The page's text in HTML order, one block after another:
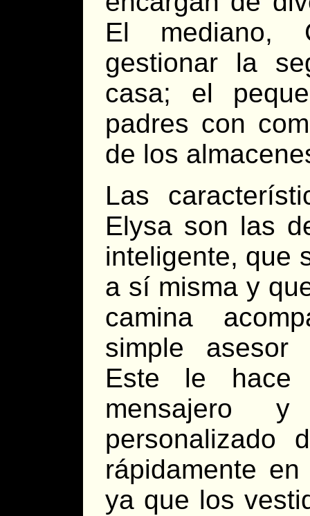
El mediano,
gestionar la
casa; el
padres con
de los
Las
Elysa son las
inteligente, que
a sí misma y
camina
simple asesor
Este le hace
mensajero
personalizado
rápidamente
ya que los